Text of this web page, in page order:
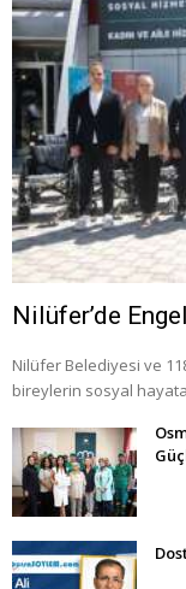
Nilüfer’de
Nilüfer Belediyesi ve
bireylerin sosyal hayata